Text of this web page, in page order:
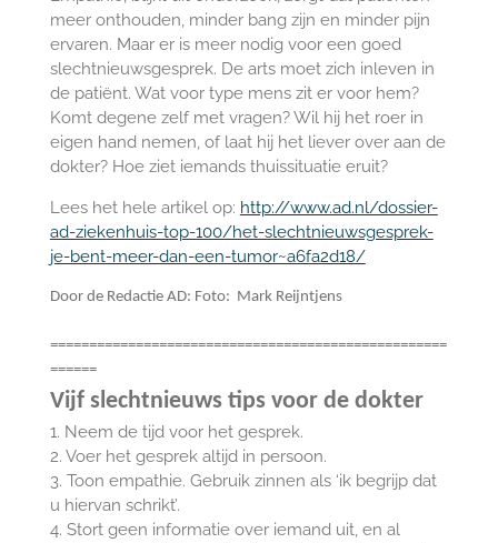
meer onthouden, minder bang zijn en minder pijn
ervaren. Maar er is meer nodig voor een goed
slechtnieuwsgesprek. De arts moet zich inleven in
de patiënt. Wat voor type mens zit er voor hem?
Komt degene zelf met vragen? Wil hij het roer in
eigen hand nemen, of laat hij het liever over aan de
dokter? Hoe ziet iemands thuissituatie eruit?
Lees het hele artikel op: http://www.ad.nl/dossier-
ad-ziekenhuis-top-100/het-slechtnieuwsgesprek-
je-bent-meer-dan-een-tumor~a6fa2d18/
Door de Redactie AD: Foto: Mark Reijntjens
===================================================
======
Vijf slechtnieuws tips voor de dokter
1. Neem de tijd voor het gesprek.
2. Voer het gesprek altijd in persoon.
3. Toon empathie. Gebruik zinnen als ‘ik begrijp dat
u hiervan schrikt’.
4. Stort geen informatie over iemand uit, en al